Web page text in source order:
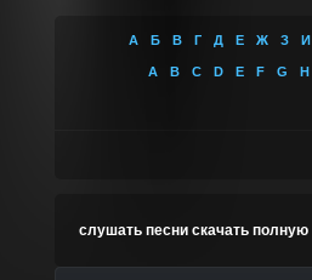
А Б В Г Д Е Ж З И
A B C D E F G H
слушать песни скачать